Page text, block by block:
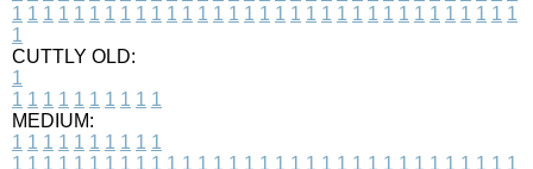
1 1 1 1 1 1 1 1 1 1 1 1 1 1 1 1 1 1 1 1 1 1 1 1 1 1 1 1 1 1 1 1 1
1
CUTTLY OLD:
1
1 1 1 1 1 1 1 1 1 1
MEDIUM:
1 1 1 1 1 1 1 1 1 1
1 1 1 1 1 1 1 1 1 1 1 1 1 1 1 1 1 1 1 1 1 1 1 1 1 1 1 1 1 1 1 1 1